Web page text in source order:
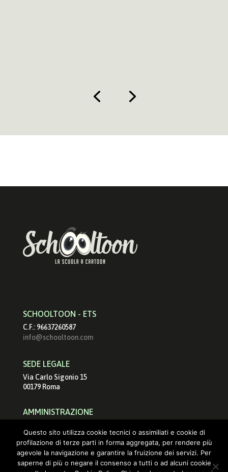
SCHOOLTOON - ETS
C.F.: 96637260587
info@schooltoon.com
SEDE LEGALE
Via Carlo Sigonio 15
00179 Roma
AMMINISTRAZIONE
info@schooltoon.com
Questo sito utilizza cookie tecnici o assimiliati e cookie di
profilazione di terze parti in forma aggregata, per rendere più
agevole la navigazione e garantire la fruizione dei servizi. Per
saperne di più o negare il consenso a tutti o ad alcuni cookie